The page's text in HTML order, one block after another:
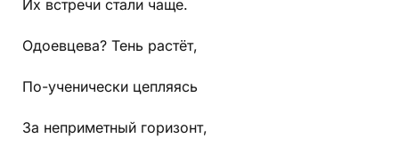
Их встречи стали чаще.
Одоевцева? Тень растёт,
По-ученически цепляясь
За неприметный горизонт,